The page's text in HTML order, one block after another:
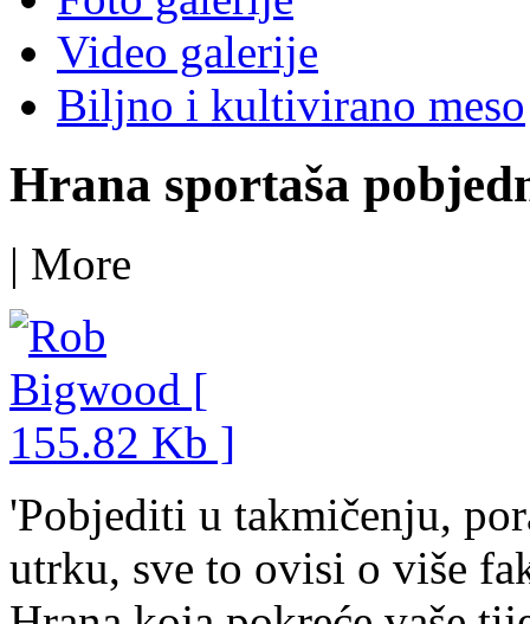
Video galerije
Biljno i kultivirano meso
Hrana sportaša
| More
'Pobjediti u takmičenju,
utrku, sve to ovisi o više